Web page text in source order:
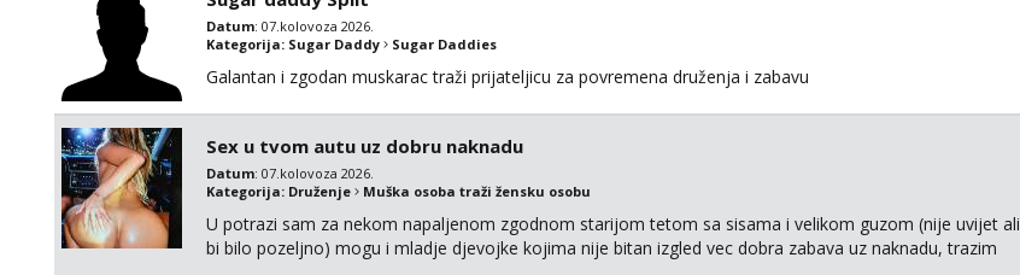
Datum: 07.kolovoza 2026.
Kategorija: Sugar Daddy Sugar Daddies
Galantan i zgodan muskarac traži prijateljicu za povremena druženja i zabavu
Sex u tvom autu uz dobru naknadu
Datum: 07.kolovoza 2026.
Kategorija: Druženje Muška osoba traži žensku osobu
U potrazi sam za nekom napaljenom zgodnom starijom tetom sa sisama i velikom guzom (nije uvijet ali
bi bilo pozeljno) mogu i mladje djevojke kojima nije bitan izgled vec dobra zabava uz naknadu, trazim